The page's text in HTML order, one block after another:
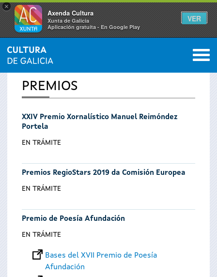
×
Axenda Cultura
Xunta de Galicia
Aplicación gratuíta - En Google Play
VER
Se
encuentra
usted
aquí
INICIO 0
PREMIOS
XXIV Premio Xornalístico Manuel Reimóndez
Portela
EN TRÁMITE
Premios RegioStars 2019 da Comisión Europea
EN TRÁMITE
Premio de Poesía Afundación
EN TRÁMITE
Bases del XVII Premio de Poesía
Afundación